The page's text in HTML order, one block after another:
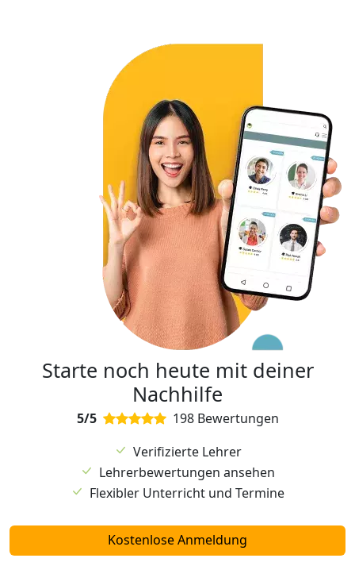
Starte noch heute mit deiner
Nachhilfe
5/5
198 Bewertungen
Verifizierte Lehrer
Lehrerbewertungen ansehen
Flexibler Unterricht und Termine
Kostenlose Anmeldung